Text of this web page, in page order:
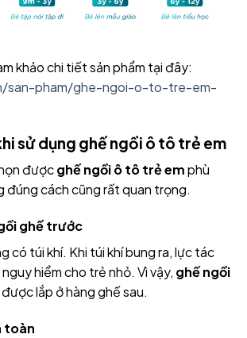
khảo chi tiết sản phẩm tại đây:
san-pham/ghe-ngoi-o-to-tre-em-
sử dụng ghế ngồi ô tô trẻ em
đượcghế ngồi ô tô trẻ emphù
đúng cách cũng rất quan trọng.
ghế trước
có túi khí. Khi túi khí bung ra, lực tác
hiểm cho trẻ nhỏ. Vì vậy, ghế ngồi
lắp ở hàng ghế sau.
toàn